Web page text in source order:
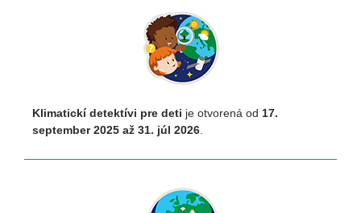
Klimatickí detektívi pre deti je otvorená od 17.
september 2025 až 31. júl 2026.